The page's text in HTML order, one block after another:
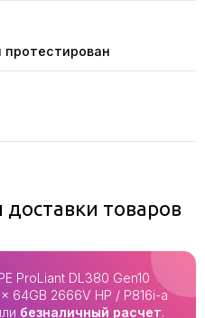
доставки товаров
ProLiant DL380 Gen10
64GB 2666V HP / P816i-a
безналичный расчет.